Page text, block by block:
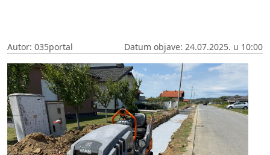
Autor: 035portal Datum objave: 24.07.2025. u 10:00